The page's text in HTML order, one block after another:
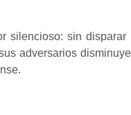
silencioso: sin
adversarios